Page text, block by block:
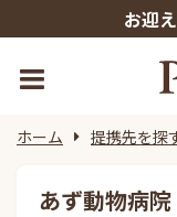
お迎
ホーム 提携先を探
あず動物病院